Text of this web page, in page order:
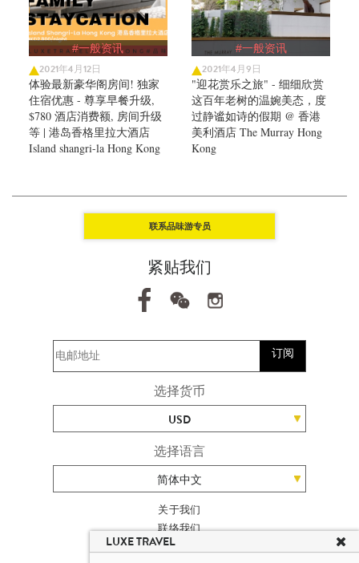
#一般资讯
2021年4月12日
体验最新豪华阁房间! 独家
住宿优惠 - 尊享早餐升级,
$780 酒店消费额, 房间升级
等 | 港岛香格里拉大酒店
Island shangri-la Hong Kong
#一般资讯
2021年4月9日
"迎花赏乐之旅" - 细细欣赏
这百年老树的温婉美态，度
过静谧如诗的假期 @ 香港
美利酒店 The Murray Hong
Kong
联系品味游专员
紧贴我们
订阅
选择货币
USD
选择语言
简体中文
关于我们
联络我们
加入我们
LUXE TRAVEL